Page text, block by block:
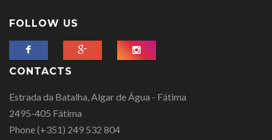
FOLLOW US
CONTACTS
Estrada da Batalha, Algar de Água - Fátima
2495-405 Fátima
Phone(+351) 249 532 804